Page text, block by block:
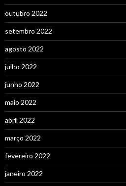
outubro 2022
setembro 2022
agosto 2022
julho 2022
junho 2022
maio 2022
abril 2022
março 2022
fevereiro 2022
janeiro 2022